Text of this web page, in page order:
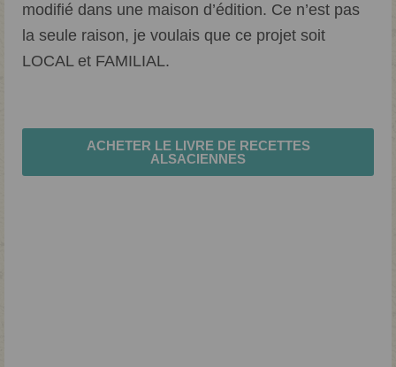
modifié dans une maison d’édition. Ce n’est pas
la seule raison, je voulais que ce projet soit
LOCAL et FAMILIAL.
ACHETER LE LIVRE DE RECETTES
ALSACIENNES